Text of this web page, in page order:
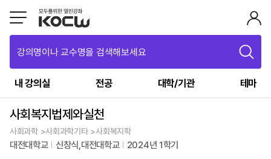
강의명이나 교수명을 검색해보세요
내 강의실 전공 대학/기관 테마
사회복지법제와실천
사회과학 >사회과학기타 >사회복지학
대전대학교 신창식,대전대학교 2024년 1학기